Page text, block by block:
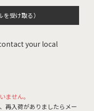
受け取る）
your local
ません。
再入荷がありましたらメー